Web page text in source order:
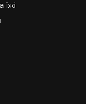
їжі